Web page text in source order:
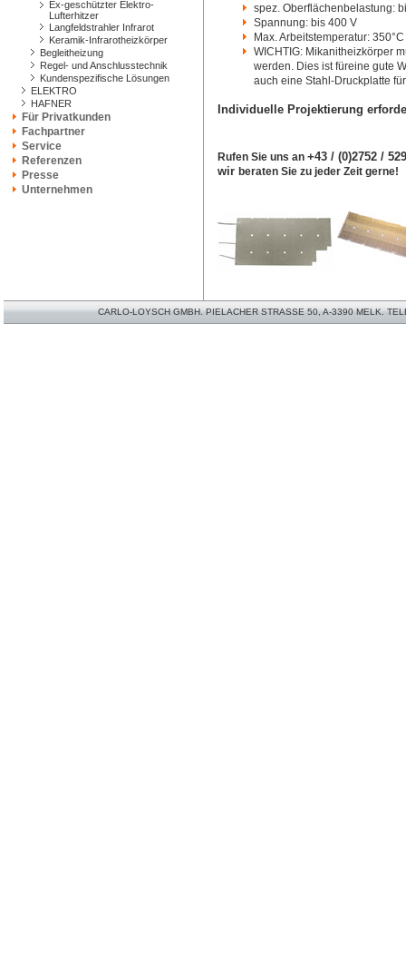
Ex-geschützter Elektro-
Lufterhitzer
Langfeldstrahler Infrarot
Keramik-Infrarotheizkörper
Begleitheizung
Regel- und Anschlusstechnik
Kundenspezifische Lösungen
ELEKTRO
HAFNER
Für Privatkunden
Fachpartner
Service
Referenzen
Presse
Unternehmen
spez. Oberflächenbelastung:
Spannung: bis 400 V
Max. Arbeitstemperatur: 350°C
WICHTIG: Mikanitheizkörper
werden. Dies ist füreine gute
auch eine Stahl-Druckplatte
Individuelle Projektierung
Rufen Sie uns an +43 / (0)2752 /
wir beraten Sie zu jeder Zeit gerne!
CARLO-LOYSCH GMBH. PIELACHER STRASSE 50, A-3390 MELK.